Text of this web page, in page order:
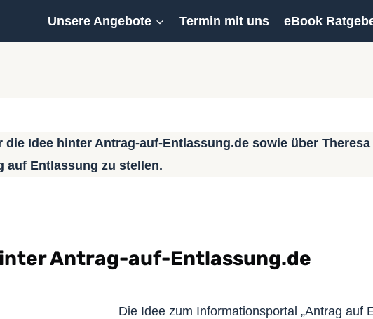
Unsere Angebote Termin mit uns eBook
Idee hinter Antrag-auf-Entlassung.de sowie über
auf Entlassung zu stellen.
Antrag-auf-Entlassung.de
Die Idee zum Informationsportal „Antrag auf